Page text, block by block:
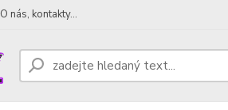
O nás, kontakty...